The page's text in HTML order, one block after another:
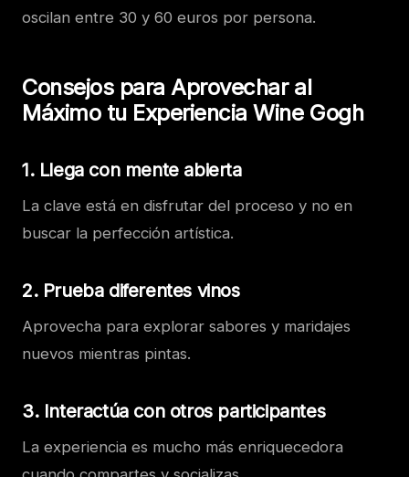
oscilan entre 30 y 60 euros por persona.
Consejos para Aprovechar al
Máximo tu Experiencia Wine Gogh
1. Llega con mente abierta
La clave está en disfrutar del proceso y no en
buscar la perfección artística.
2. Prueba diferentes vinos
Aprovecha para explorar sabores y maridajes
nuevos mientras pintas.
3. Interactúa con otros participantes
La experiencia es mucho más enriquecedora